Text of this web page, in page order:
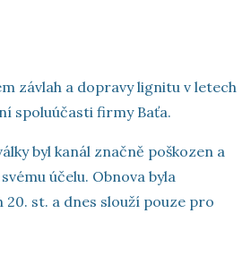
závlah a dopravy lignitu v letech
spoluúčasti firmy Baťa.
byl kanál značně poškozen a
účelu. Obnova byla
20. st. a dnes slouží pouze pro